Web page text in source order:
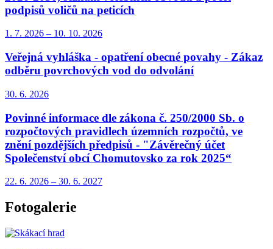
podpisů voličů na peticích
1. 7. 2026 – 10. 10. 2026
Veřejná vyhláška - opatření obecné povahy - Zákaz
odběru povrchových vod do odvolání
30. 6. 2026
Povinné informace dle zákona č. 250/2000 Sb. o
rozpočtových pravidlech územních rozpočtů, ve
znění pozdějších předpisů - "Závěrečný účet
Společenství obcí Chomutovsko za rok 2025“
22. 6. 2026 – 30. 6. 2027
Fotogalerie